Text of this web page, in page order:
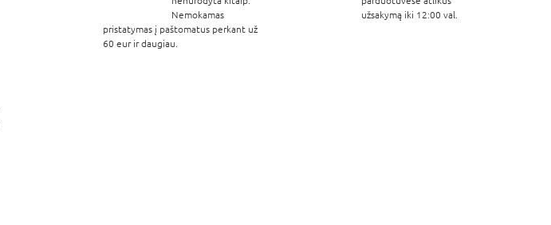
Nemokamas
pristatymas į paštomatus perkant už
60 eur ir daugiau.
užsakymą iki 12:00 val.